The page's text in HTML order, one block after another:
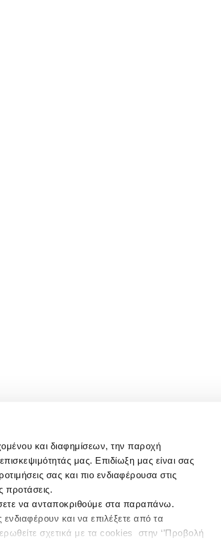
και διαφημίσεων, την παροχή
μας. Επιδίωξη μας είναι σας
σας και πιο ενδιαφέρουσα στις
προτάσεις.
να ανταποκριθούμε στα παραπάνω.
και να επιλέξετε από τα
σχετικά με τα cookies στην ‘’Προβολή